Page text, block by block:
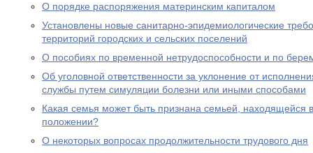
О порядке распоряжения материнским капиталом
Установлены новые санитарно-эпидемиологические
территорий городских и сельских поселений
О пособиях по временной нетрудоспособности и по
Об уголовной ответственности за уклонение от
службы путем симуляции болезни или иными способами
Какая семья может быть признана семьей, находящейся
положении?
О некоторых вопросах продолжительности трудового дня